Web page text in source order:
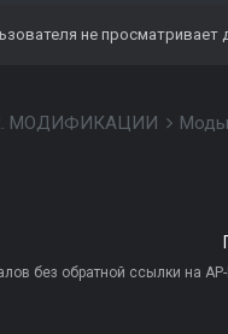
не просматривает
МОДИФИКАЦИИ
без обратной ссылки на